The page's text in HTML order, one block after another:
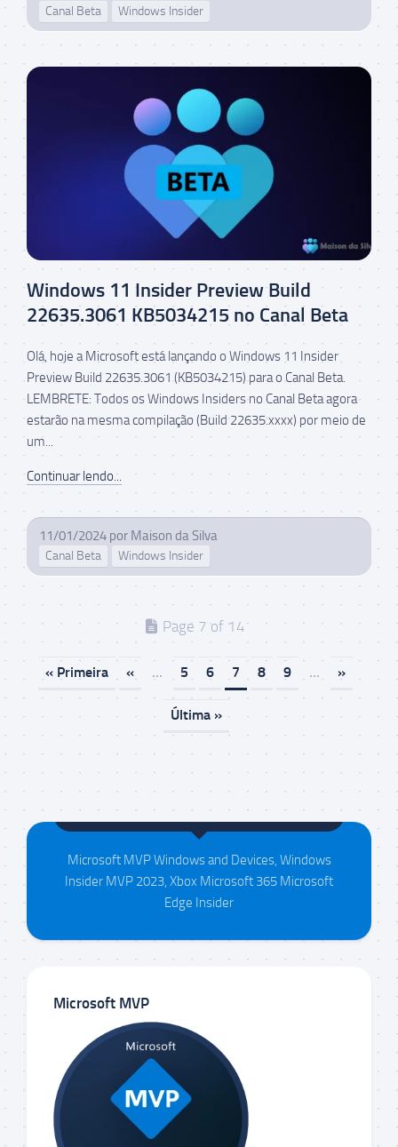
Canal Beta Windows Insider
Windows 11 Insider Preview Build
22635.3061 KB5034215 no Canal Beta
Olá, hoje a Microsoft está lançando o Windows 11 Insider
Preview Build 22635.3061 (KB5034215) para o Canal Beta.
LEMBRETE: Todos os Windows Insiders no Canal Beta agora
estarão na mesma compilação (Build 22635.xxxx) por meio de
um...
Continuar lendo...
11/01/2024 por Maison da Silva
Canal Beta Windows Insider
Page 7 of 14
« Primeira « ... 5 6 7 8 9 ... »
Última »
Maison da Silva
Microsoft MVP Windows and Devices, Windows
Insider MVP 2023, Xbox Microsoft 365 Microsoft
Edge Insider
Microsoft MVP